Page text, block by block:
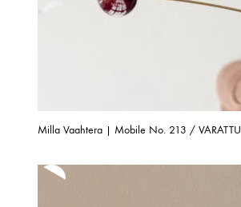
Milla Vaahtera | Mobile No. 213 / VARATTU